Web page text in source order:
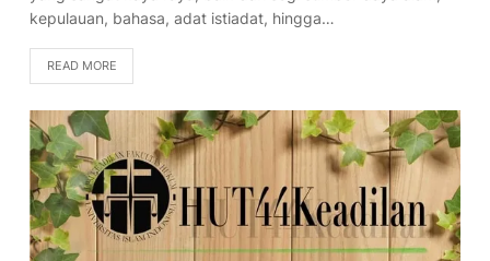
kepulauan, bahasa, adat istiadat, hingga…
READ MORE